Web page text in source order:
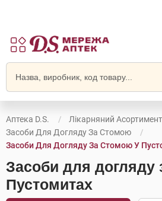
Аптека D.S.
Лікарняний Асортимент
Засоби Для Догляду За Стомою
Засоби Для Догляду За Стомою У
Засоби для догляду
Пустомитах